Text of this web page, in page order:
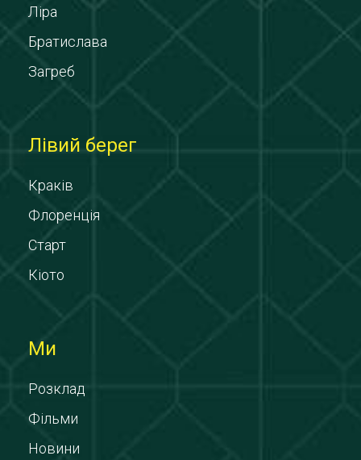
Ліра
Братислава
Загреб
Лівий берег
Краків
Флоренція
Старт
Кіото
Ми
Розклад
Фільми
Новини